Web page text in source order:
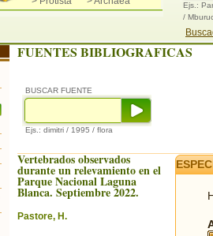
Ejs.:
/
FUENTES BIBLIOGRAFICAS
BUSCAR FUENTE
Ejs.: dimitri / 1995 / flora
Vertebrados observados
durante un relevamiento en el
Parque Nacional Laguna
Blanca. Septiembre 2022.
Pastore, H.